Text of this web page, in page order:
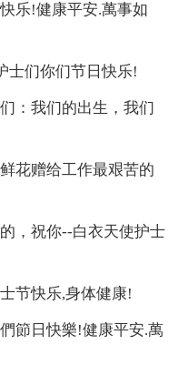
乐!健康平安.萬事如
士们你们节日快乐!
：我们的出生，我们
花赠给工作最艰苦的
，祝你--白衣天使护士
节快乐,身体健康!
節日快樂!健康平安.萬